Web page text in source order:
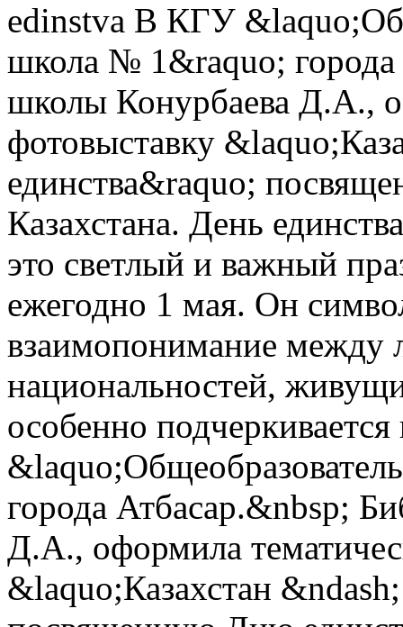
edinstva В КГУ
школа № 1&raquo; города
школы Конурбаева Д.А.,
фотовыставку
единства&raquo;
Казахстана. День
это светлый и важный
ежегодно 1 мая. Он
взаимопонимание между
национальностей,
особенно
города Атбасар.&nbsp;
Д.А., оформила
&laquo;Казахстан